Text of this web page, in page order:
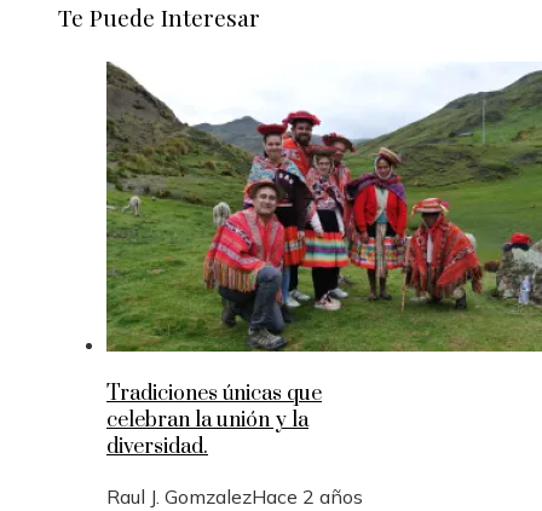
Te Puede Interesar
Tradiciones únicas que
celebran la unión y la
diversidad.
Raul J. GomzalezHace 2 años